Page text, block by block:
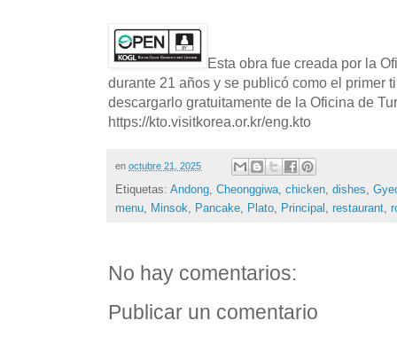
Esta obra fue creada por la
durante 21 años y se publicó como el primer
descargarlo gratuitamente de la Oficina de
https://kto.visitkorea.or.kr/eng.kto
en octubre 21, 2025
Etiquetas: Andong Cheonggiwa chicken dishes
menu
Minsok Pancake Plato Principal restaurant
No hay comentarios:
Publicar un comentario